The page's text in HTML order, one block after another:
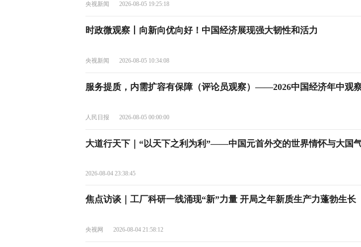
央视新闻 2026-08-05 19:25:18
时政微观察丨向新向优向好！中国经济展现强大韧性和活力
央视新闻 2026-08-05 10:34:08
服务提质，内需扩容有保障（评论员观察）——2026中国经济年中观
人民日报 2026-08-05 00:00:00
大道行天下｜“以天下之利为利”——中国元首外交的世界情怀与大国
2026-08-04 23:38:45
焦点访谈｜工厂科研一线涌现“新”力量 开局之年新质生产力蓬勃生长
央视网 2026-08-04 21:58:12